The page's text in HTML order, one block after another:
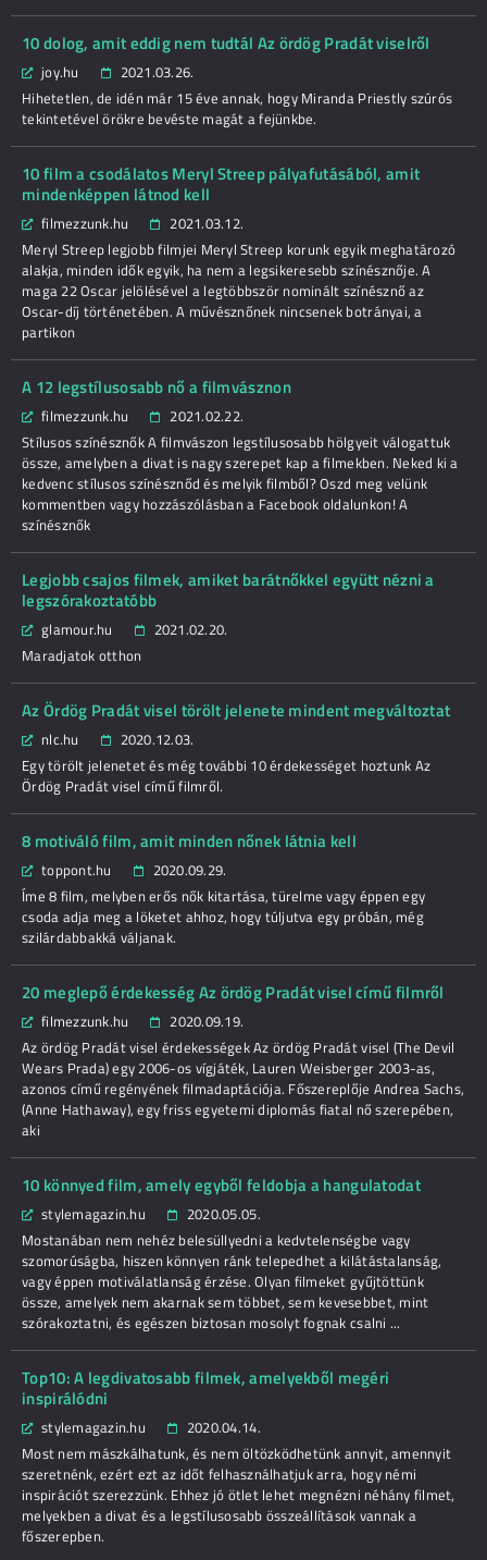
10 dolog, amit eddig nem tudtál Az ördög Pradát viselről
joy.hu
2021.03.26.
Hihetetlen, de idén már 15 éve annak, hogy Miranda Priestly szúrós
tekintetével örökre bevéste magát a fejünkbe.
10 film a csodálatos Meryl Streep pályafutásából, amit
mindenképpen látnod kell
filmezzunk.hu
2021.03.12.
Meryl Streep legjobb filmjei Meryl Streep korunk egyik meghatározó
alakja, minden idők egyik, ha nem a legsikeresebb színésznője. A
maga 22 Oscar jelölésével a legtöbbször nominált színésznő az
Oscar-díj történetében. A művésznőnek nincsenek botrányai, a
partikon
A 12 legstílusosabb nő a filmvásznon
filmezzunk.hu
2021.02.22.
Stílusos színésznők A filmvászon legstílusosabb hölgyeit válogattuk
össze, amelyben a divat is nagy szerepet kap a filmekben. Neked ki a
kedvenc stílusos színésznőd és melyik filmből? Oszd meg velünk
kommentben vagy hozzászólásban a Facebook oldalunkon! A
színésznők
Legjobb csajos filmek, amiket barátnőkkel együtt nézni a
legszórakoztatóbb
glamour.hu
2021.02.20.
Maradjatok otthon
Az Ördög Pradát visel törölt jelenete mindent megváltoztat
nlc.hu
2020.12.03.
Egy törölt jelenetet és még további 10 érdekességet hoztunk Az
Ördög Pradát visel című filmről.
8 motiváló film, amit minden nőnek látnia kell
toppont.hu
2020.09.29.
Íme 8 film, melyben erős nők kitartása, türelme vagy éppen egy
csoda adja meg a löketet ahhoz, hogy túljutva egy próbán, még
szilárdabbakká váljanak.
20 meglepő érdekesség Az ördög Pradát visel című filmről
filmezzunk.hu
2020.09.19.
Az ördög Pradát visel érdekességek Az ördög Pradát visel (The Devil
Wears Prada) egy 2006-os vígjáték, Lauren Weisberger 2003-as,
azonos című regényének filmadaptációja. Főszereplője Andrea Sachs,
(Anne Hathaway), egy friss egyetemi diplomás fiatal nő szerepében,
aki
10 könnyed film, amely egyből feldobja a hangulatodat
stylemagazin.hu
2020.05.05.
Mostanában nem nehéz belesüllyedni a kedvtelenségbe vagy
szomorúságba, hiszen könnyen ránk telepedhet a kilátástalanság,
vagy éppen motiválatlanság érzése. Olyan filmeket gyűjtöttünk
össze, amelyek nem akarnak sem többet, sem kevesebbet, mint
szórakoztatni, és egészen biztosan mosolyt fognak csalni ...
Top10: A legdivatosabb filmek, amelyekből megéri
inspirálódni
stylemagazin.hu
2020.04.14.
Most nem mászkálhatunk, és nem öltözködhetünk annyit, amennyit
szeretnénk, ezért ezt az időt felhasználhatjuk arra, hogy némi
inspirációt szerezzünk. Ehhez jó ötlet lehet megnézni néhány filmet,
melyekben a divat és a legstílusosabb összeállítások vannak a
főszerepben.